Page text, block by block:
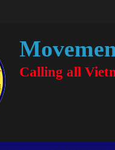
Calling all